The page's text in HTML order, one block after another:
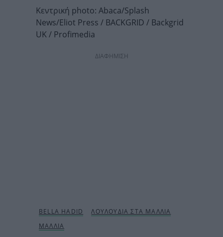
Κεντρική photo: Abaca/Splash
News/Eliot Press / BACKGRID / Backgrid
UK / Profimedia
ΔΙΑΦΗΜΙΣΗ